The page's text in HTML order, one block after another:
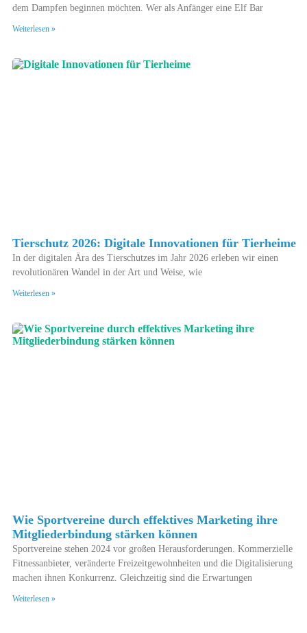
dem Dampfen beginnen möchten. Wer als Anfänger eine Elf Bar
Weiterlesen »
Tierschutz 2026: Digitale Innovationen für Tierheime
In der digitalen Ära des Tierschutzes im Jahr 2026 erleben wir einen
revolutionären Wandel in der Art und Weise, wie
Weiterlesen »
Wie Sportvereine durch effektives Marketing ihre
Mitgliederbindung stärken können
Sportvereine stehen 2024 vor großen Herausforderungen. Kommerzielle
Fitnessanbieter, veränderte Freizeitgewohnheiten und die Digitalisierung
machen ihnen Konkurrenz. Gleichzeitig sind die Erwartungen
Weiterlesen »